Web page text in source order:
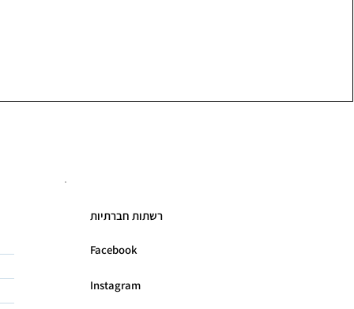
רשתות חברתיות
Facebook
Instagram